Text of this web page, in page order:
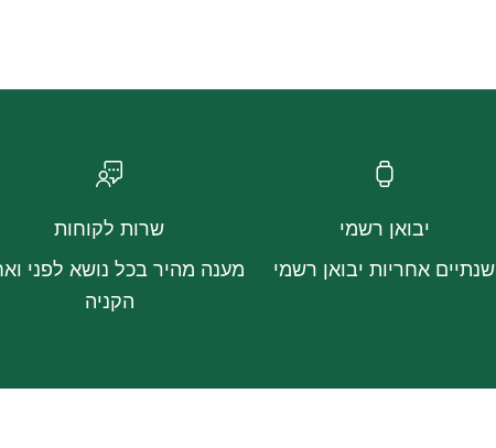
יבואן רשמי
שנתיים אחריות יבואן רשמי
שרות לקוחות
מענה מהיר בכל נושא לפני
הקניה